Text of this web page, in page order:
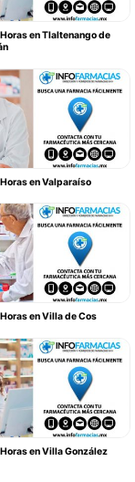
en Tlaltenango de
en Valparaíso
en Villa de Cos
en Villa González